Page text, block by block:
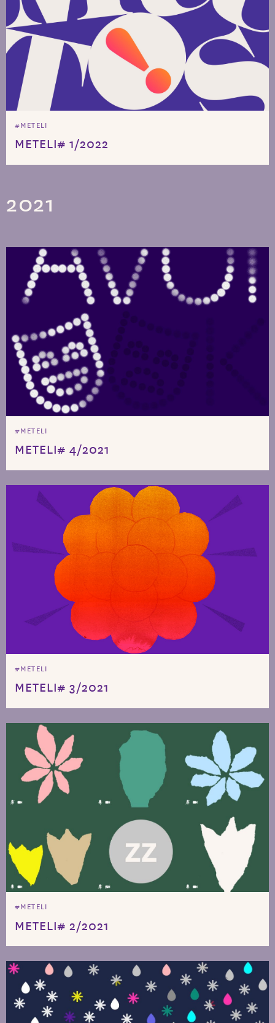
#METELI
METELI# 1/2022
2021
#METELI
METELI# 4/2021
#METELI
METELI# 3/2021
#METELI
METELI# 2/2021